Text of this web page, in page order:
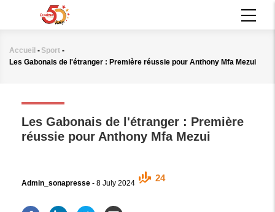
principal
Fil
Accueil - Sport -
Les Gabonais de l'étranger : Première réussie pour Anthony Mfa Mezui
Les Gabonais de l'étranger : Première
réussie pour Anthony Mfa Mezui
Admin_sonapresse - 8 July 2024
24